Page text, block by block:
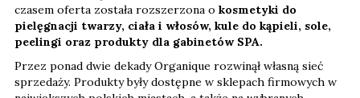
czasem oferta została rozszerzona o kosmetyki do
pielęgnacji twarzy, ciała i włosów, kule do kąpieli, sole,
peelingi oraz produkty dla gabinetów SPA.
Przez ponad dwie dekady Organique rozwinął własną sieć
sprzedaży. Produkty były dostępne w sklepach firmowych w